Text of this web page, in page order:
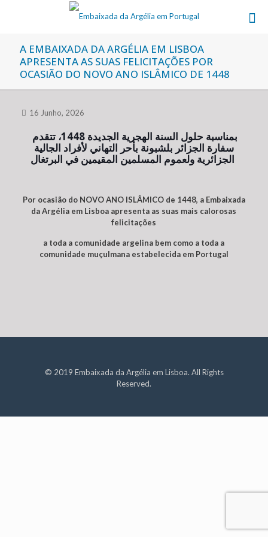
A EMBAIXADA DA ARGÉLIA EM LISBOA
APRESENTA AS SUAS FELICITAÇÕES POR
OCASIÃO DO NOVO ANO ISLÂMICO DE 1448
16 Junho, 2026
بمناسبة حلول السنة الهجرية
الجديدة 1448، تتقدم
سفارة الجزائر بلشبونة بأحر التهاني لأفراد الجالية
الجزائرية ولعموم المسلمين المقيمين في البرتغال
Por ocasião do NOVO ANO ISLÂMICO de 1448, a Embaixada
da Argélia em Lisboa apresenta as suas mais calorosas
felicitações
a toda a comunidade argelina bem como a toda a
comunidade muçulmana estabelecida em Portugal
© 2019 Embaixada da Argélia em Lisboa. All Rights
Reserved.